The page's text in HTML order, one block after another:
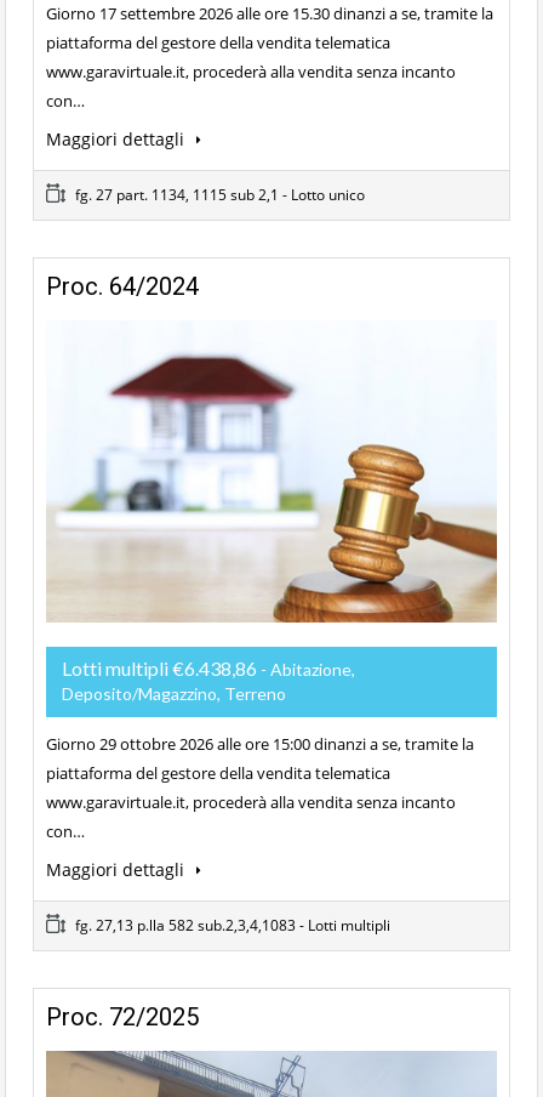
Giorno 17 settembre 2026 alle ore 15.30 dinanzi a se, tramite la
piattaforma del gestore della vendita telematica
www.garavirtuale.it, procederà alla vendita senza incanto
con…
Maggiori dettagli
fg. 27 part. 1134, 1115 sub 2,1 - Lotto unico
Proc. 64/2024
Lotti multipli €6.438,86 - Abitazione,
Deposito/Magazzino, Terreno
Giorno 29 ottobre 2026 alle ore 15:00 dinanzi a se, tramite la
piattaforma del gestore della vendita telematica
www.garavirtuale.it, procederà alla vendita senza incanto
con…
Maggiori dettagli
fg. 27,13 p.lla 582 sub.2,3,4,1083 - Lotti multipli
Proc. 72/2025